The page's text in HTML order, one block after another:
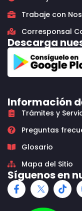
Trabaje con
Corresponsal
Descarga
Información
Trámites y
Preguntas
Glosario
Mapa del Sitio
Síguenos en